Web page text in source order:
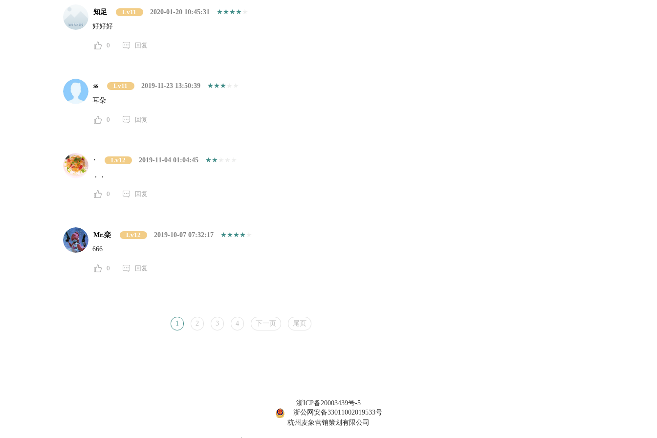
知足 Lv11
2020-01-20 10:45:31
好好好
0 回复
ss Lv11
2019-11-23 13:50:39
耳朵
0 回复
· Lv12
2019-11-04 01:04:45
，，
0 回复
Mr.栾 Lv12
2019-10-07 07:32:17
666
0 回复
1 2 3 4 下一页 尾页
浙ICP备20003439号-5
浙公网安备33011002019533号
杭州麦象营销策划有限公司